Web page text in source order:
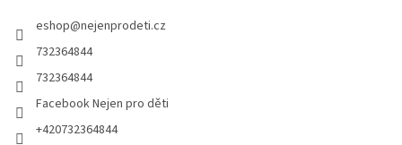
eshop@nejenprodeti.cz
732364844
732364844
Facebook Nejen pro děti
+420732364844